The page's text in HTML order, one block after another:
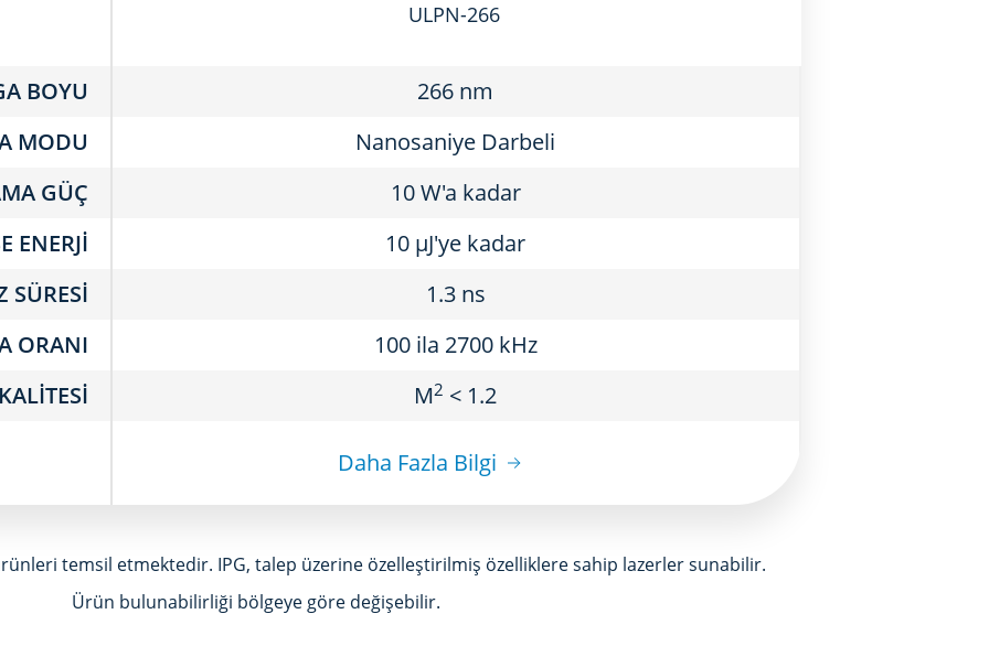
ULPN-266
BOYU
266 nm
MODU
Nanosaniye Darbeli
GÜÇ
10 W'a kadar
ENERJI
10 μJ'ye kadar
SÜRESI
1.3 ns
ORANI
100 ila 2700 kHz
M2 < 1.2
Daha Fazla Bilgi
temsil etmektedir. IPG, talep üzerine özelleştirilmiş özelliklere sahip lazerler sunabilir.
Ürün bulunabilirliği bölgeye göre değişebilir.